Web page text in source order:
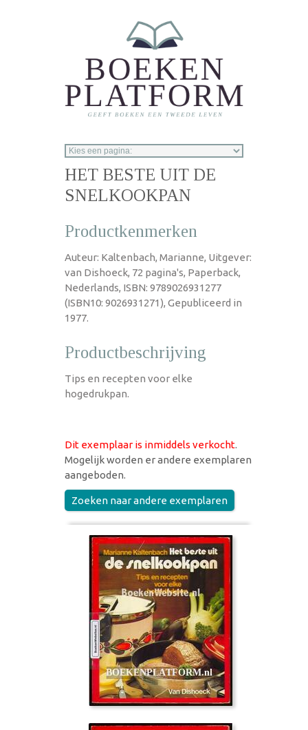
HET BESTE UIT DE
SNELKOOKPAN
Productkenmerken
Auteur: Kaltenbach, Marianne, Uitgever:
van Dishoeck, 72 pagina's, Paperback,
Nederlands, ISBN: 9789026931277
(ISBN10: 9026931271), Gepubliceerd in
1977.
Productbeschrijving
Tips en recepten voor elke
hogedrukpan.
Dit exemplaar is inmiddels verkocht.
Mogelijk worden er andere exemplaren
aangeboden.
Zoeken naar andere exemplaren